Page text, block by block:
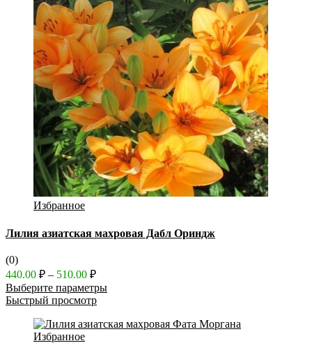
Избранное
Лилия азиатская махровая Дабл Ориндж
(0)
440.00 ₽ – 510.00 ₽Диапазон
цен:
440.00 ₽
510.00 ₽
Выберите параметры
Быстрый просмотр
Избранное